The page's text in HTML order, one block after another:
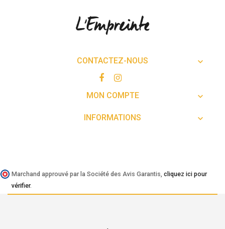
CONTACTEZ-NOUS 
MON COMPTE 
INFORMATIONS 
Marchand approuvé par la Société des Avis Garantis, cliquez ici pour
vérifier.